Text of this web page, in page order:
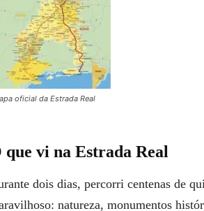
oficial da Estrada Real
que vi na Estrada Real
dois dias, percorri centenas de
natureza, monumentos